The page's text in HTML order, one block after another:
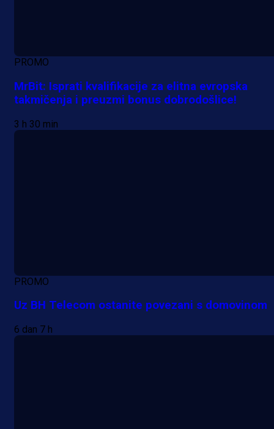
PROMO
MrBit: Isprati kvalifikacije za elitna evropska
takmičenja i preuzmi bonus dobrodošlice!
3 h 30 min
PROMO
Uz BH Telecom ostanite povezani s domovinom
6 dan 7 h